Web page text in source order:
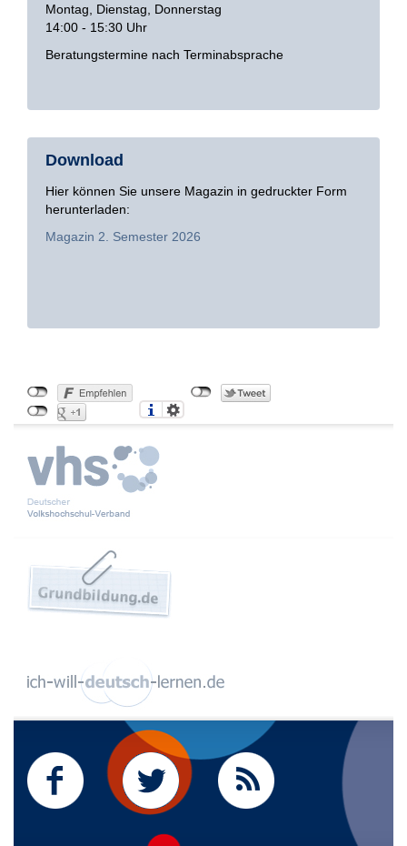
Montag, Dienstag, Donnerstag
14:00 - 15:30 Uhr
Beratungstermine nach Terminabsprache
Download
Hier können Sie unsere Magazin in gedruckter Form
herunterladen:
Magazin 2. Semester 2026